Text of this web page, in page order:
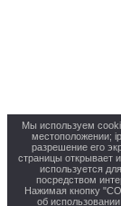
Мы используем
местоположении;
разрешение его
страницы открывает
используется
посредством
Нажимая кнопку
об